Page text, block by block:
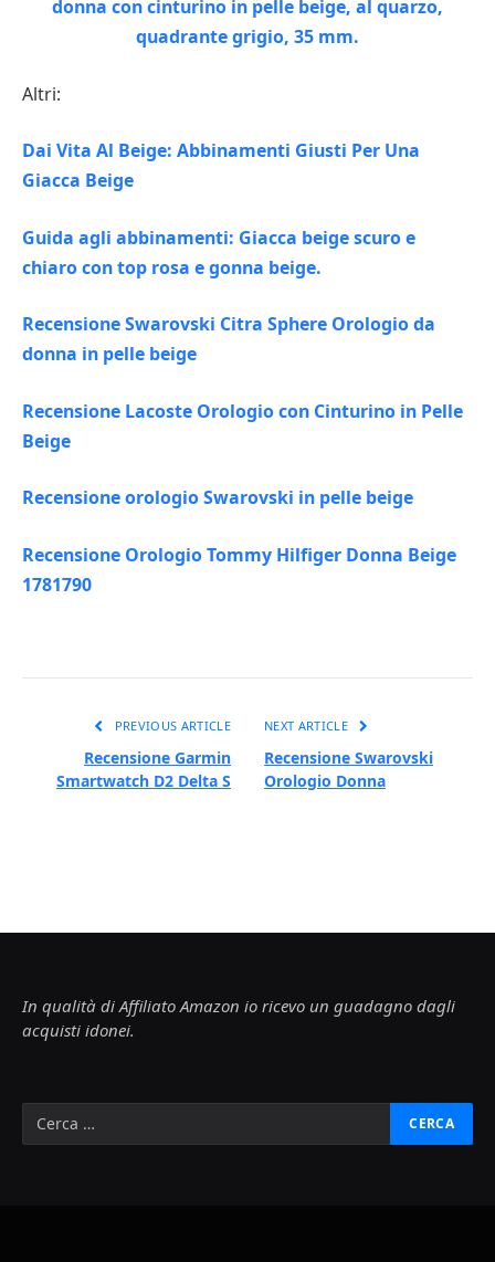
Altri:
Dai Vita Al Beige: Abbinamenti Giusti Per Una
Giacca Beige
Guida agli abbinamenti: Giacca beige scuro e
chiaro con top rosa e gonna beige.
Recensione Swarovski Citra Sphere Orologio da
donna in pelle beige
Recensione Lacoste Orologio con Cinturino in Pelle
Beige
Recensione orologio Swarovski in pelle beige
Recensione Orologio Tommy Hilfiger Donna Beige
1781790
PREVIOUS ARTICLE
Recensione Garmin
Smartwatch D2 Delta S
NEXT ARTICLE
Recensione Swarovski
Orologio Donna
In qualità di Affiliato Amazon io ricevo un guadagno dagli
acquisti idonei.